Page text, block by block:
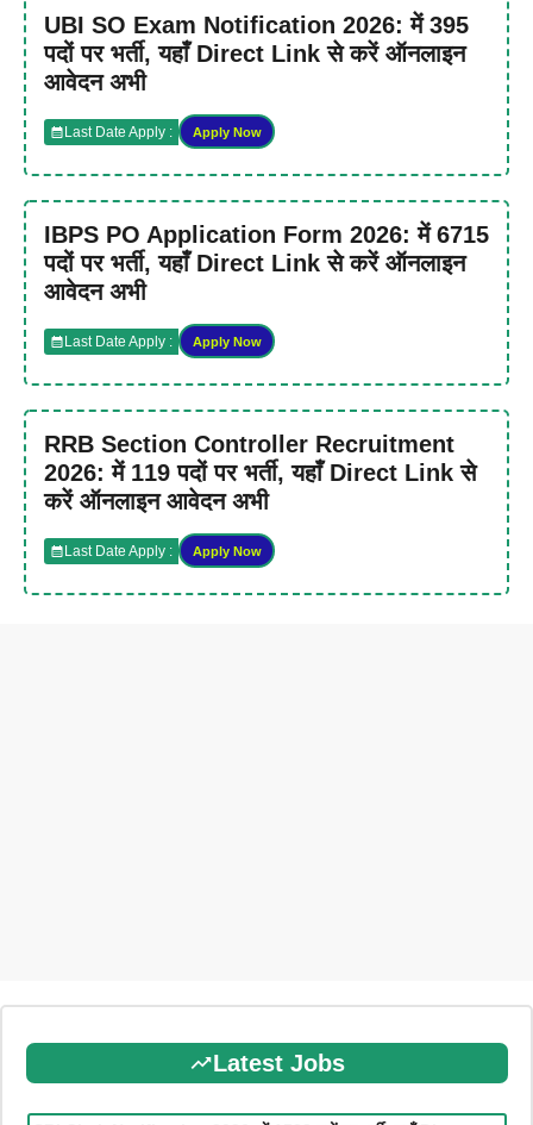
UBI SO Exam Notification 2026: में 395
पदों पर भर्ती, यहाँ Direct Link से करें ऑनलाइन
आवेदन अभी
Last Date Apply : Apply Now
IBPS PO Application Form 2026: में 6715
पदों पर भर्ती, यहाँ Direct Link से करें ऑनलाइन
आवेदन अभी
Last Date Apply : Apply Now
RRB Section Controller Recruitment
2026: में 119 पदों पर भर्ती, यहाँ Direct Link से
करें ऑनलाइन आवेदन अभी
Last Date Apply : Apply Now
Latest Jobs